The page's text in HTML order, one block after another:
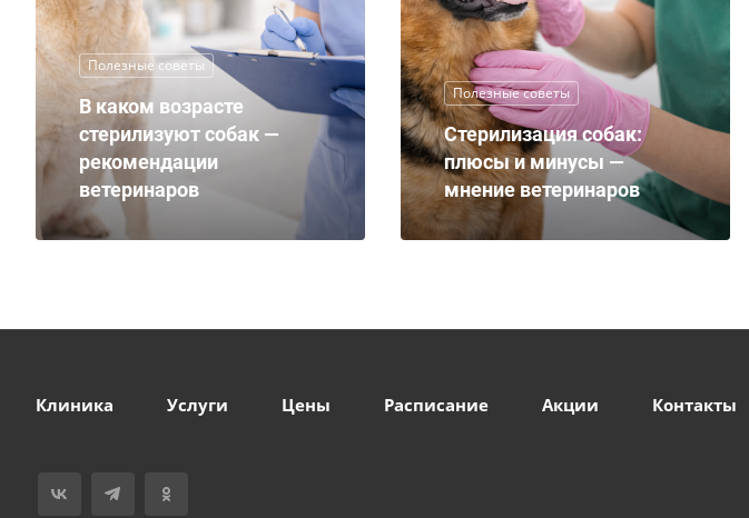
Полезные советы
В каком возрасте
стерилизуют собак —
рекомендации
ветеринаров
Полезные советы
Стерилизация собак:
плюсы и минусы —
мнение ветеринаров
Клиника Услуги Цены Расписание Акции Контакты